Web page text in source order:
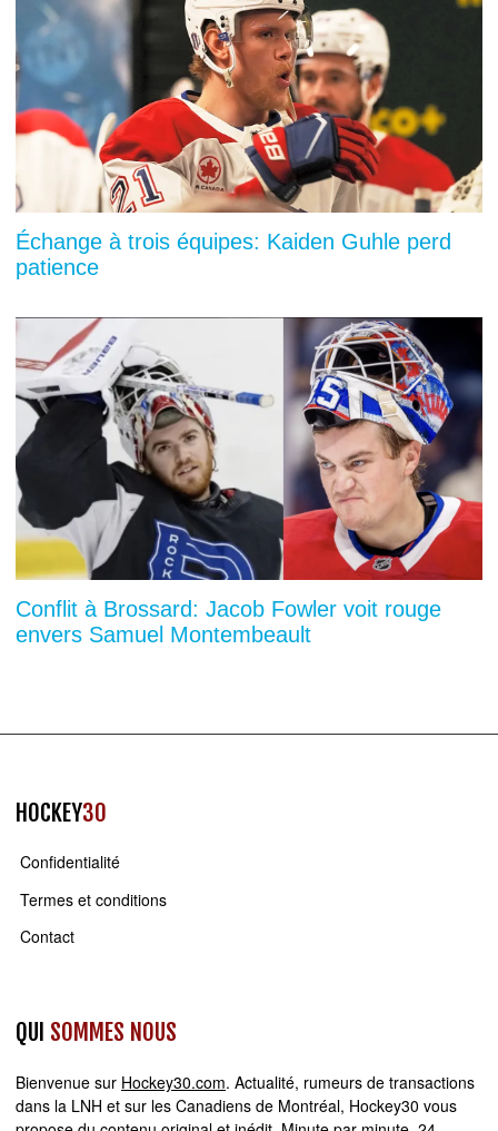
Échange à trois équipes: Kaiden Guhle perd
patience
Conflit à Brossard: Jacob Fowler voit rouge
envers Samuel Montembeault
HOCKEY30
Confidentialité
Termes et conditions
Contact
QUI SOMMES NOUS
Bienvenue sur Hockey30.com. Actualité, rumeurs de transactions
dans la LNH et sur les Canadiens de Montréal, Hockey30 vous